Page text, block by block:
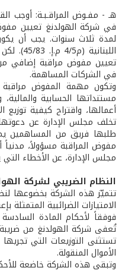
هـ­ - مفـوض المراقـبـة: أوجب
في شركة الهولدنغ تعيين
لمدة ثلاث سنوات. يجب أن
تعيين مفوض مراقبة إضافي
في الشركات المساهمة.
وتكون مهمة المفوض مراقبة
مستنداتها الحسابية
أعمالها، واقتراح كيفية توزيع
تخلف مجلس الإدارة عن
طلبها فريق من المساهمين
مفوض المراقبة مسؤولاً،
مجلس الإدارة، عن الأخطاء التي
النظام الضريبي لشركة
تتميّز هذه الشركة بخضوعها
الامتيازات الضرائبية
تُعفى شركة الهولدنغ من ضريبة
تستثنى التوزيعات التي
الأموال المنقولة.
وتبقى هذه الشركة خاضعة